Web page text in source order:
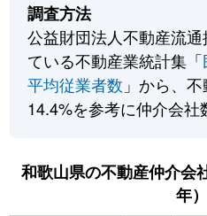
調査方法
公益財団法人不動産流
ている不動産業統計集「
平均従業者数 」から、
14.4%を参考に仲介会社
和歌山県の不動産仲介会
年）